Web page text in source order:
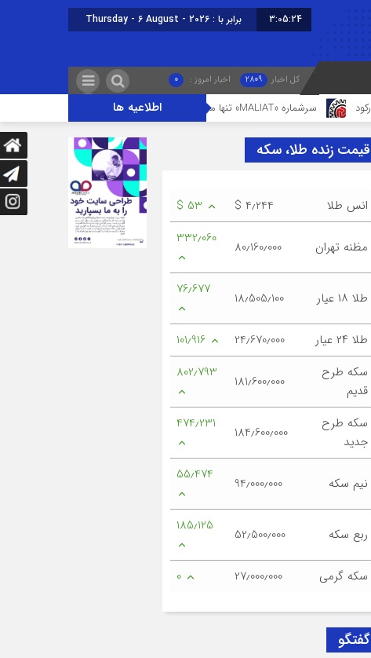
3:05:25 امروز : پنجشنبه, ۱۵ مرداد , ۱۴۰۵
کل اخبار 2809 اخبار امروز : 0
اطلاعیه ها سرشماره «MALIAT» تنها مرجع رسمی ارسال پیامک‌های سازمان امور مالیاتی
قیمت زنده طلا، سکه
انس طلا $ 4٫244 $ 53
مظنه تهران 80٫160٫000 332٫060
طلا ۱۸ عیار 18٫505٫100 76٫677
طلا ۲۴ عیار 24٫670٫000
101٫916
سکه طرح
قدیم
181٫600٫000 802٫793
سکه طرح
جدید
184٫600٫000 474٫231
نیم سکه 94٫000٫000 55٫474
ربع سکه 52٫500٫000 185٫125
سکه گرمی 27٫000٫000 0
گفتگو